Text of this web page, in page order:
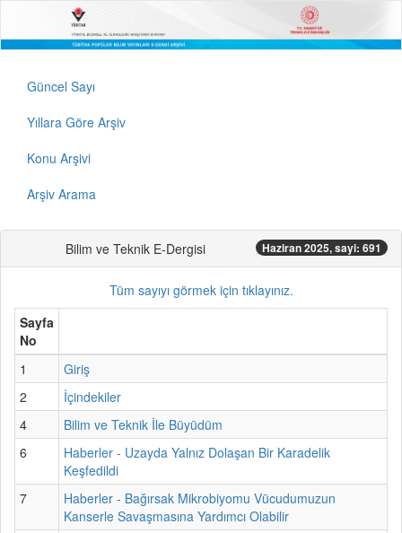
Güncel Sayı
Yıllara Göre Arşiv
Konu Arşivi
Arşiv Arama
Bilim ve Teknik E-Dergisi Haziran 2025, sayi: 691
Tüm sayıyı görmek için tıklayınız.
Sayfa
No
1
Giriş
2
İçindekiler
4
Bilim ve Teknik İle Büyüdüm
6
Haberler - Uzayda Yalnız Dolaşan Bir Karadelik
Keşfedildi
7
Haberler - Bağırsak Mikrobiyomu Vücudumuzun
Kanserle Savaşmasına Yardımcı Olabilir